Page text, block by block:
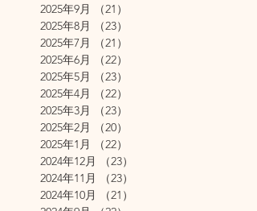
2025年9月
（21）
2025年8月
（23）
2025年7月
（21）
2025年6月
（22）
2025年5月
（23）
2025年4月
（22）
2025年3月
（23）
2025年2月
（20）
2025年1月
（22）
2024年12月
（23）
2024年11月
（23）
2024年10月
（21）